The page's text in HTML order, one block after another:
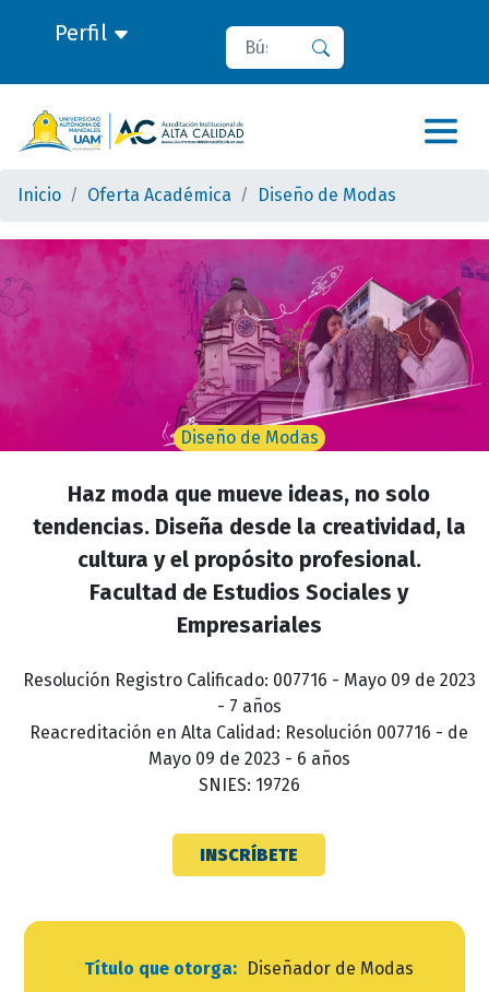
Perfil Buscar
Inicio Oferta Académica Diseño de Modas
Diseño de Modas
Haz moda que mueve ideas, no solo
tendencias. Diseña desde la creatividad, la
cultura y el propósito profesional.
Facultad de Estudios Sociales y
Empresariales
Resolución Registro Calificado: 007716 - Mayo 09 de 2023
- 7 años
Reacreditación en Alta Calidad: Resolución 007716 - de
Mayo 09 de 2023 - 6 años
SNIES: 19726
INSCRÍBETE
Título que otorga:Diseñador de Modas